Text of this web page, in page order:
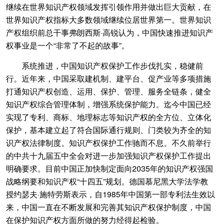
继续在世界知识产权领域发挥引领作用并做出巨大贡献，在
世界知识产权指标大多数领域继续位居世界第一。世界知识
产权组织前总干事弗朗西斯·高锐认为，中国快速推进知识产
权事业是一个“非常了不起的故事”。
系统推进，中国知识产权保护工作步伐扎实，稳健前
行。近年来，中国采取建机制、建平台、促产业等多项措施
打通知识产权创造、运用、保护、管理、服务全链条，健全
知识产权综合管理体制，增强系统保护能力。迄今中国已经
实现了专利、商标、地理标志等知识产权的全方位、立体化
保护，基本建立起了符合国际通行规则、门类较为齐全的知
识产权法律制度。知识产权保护工作驰而不息。不久前举行
的中共十九届五中全会对进一步加强知识产权保护工作提出
明确要求。目前中国正加快制定面向2035年的知识产权强国
战略纲要和知识产权“十四五”规划。德国慕尼黑大学法学教
授约瑟夫·施特劳斯表示，自1985年中国第一部专利法生效以
来，中国一直在不断发展和完善其知识产权保护制度，中国
在保护知识产权方面所做的努力经得起检验。